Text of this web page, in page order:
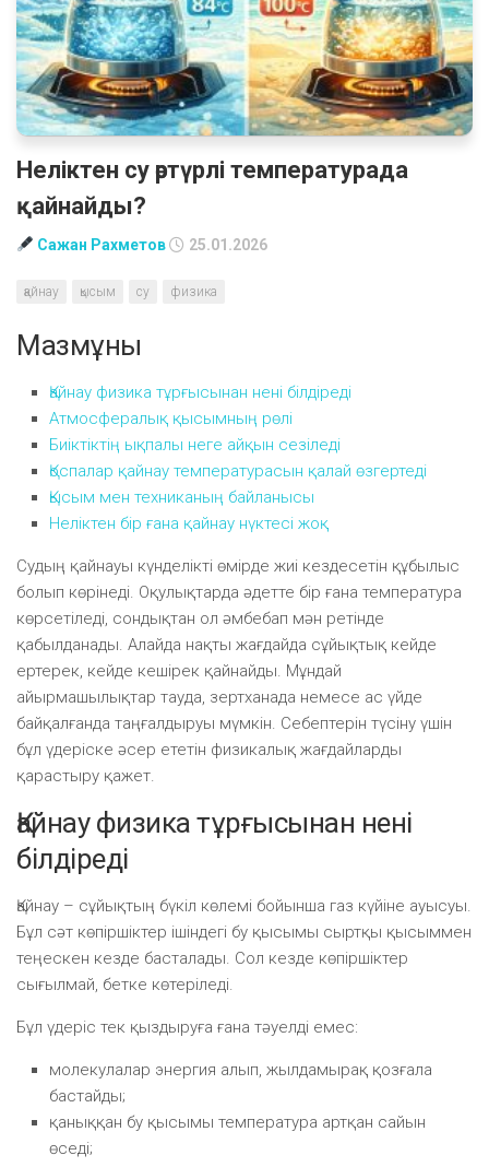
Неліктен су әртүрлі температурада
қайнайды?
Сажан Рахметов 25.01.2026
қайнау қысым су физика
Мазмұны
Қайнау физика тұрғысынан нені білдіреді
Атмосфералық қысымның рөлі
Биіктіктің ықпалы неге айқын сезіледі
Қоспалар қайнау температурасын қалай өзгертеді
Қысым мен техниканың байланысы
Неліктен бір ғана қайнау нүктесі жоқ
Судың қайнауы күнделікті өмірде жиі кездесетін құбылыс
болып көрінеді. Оқулықтарда әдетте бір ғана температура
көрсетіледі, сондықтан ол әмбебап мән ретінде
қабылданады. Алайда нақты жағдайда сұйықтық кейде
ертерек, кейде кешірек қайнайды. Мұндай
айырмашылықтар тауда, зертханада немесе ас үйде
байқалғанда таңғалдыруы мүмкін. Себептерін түсіну үшін
бұл үдеріске әсер ететін физикалық жағдайларды
қарастыру қажет.
Қайнау физика тұрғысынан нені
білдіреді
Қайнау – сұйықтың бүкіл көлемі бойынша газ күйіне ауысуы.
Бұл сәт көпіршіктер ішіндегі бу қысымы сыртқы қысыммен
теңескен кезде басталады. Сол кезде көпіршіктер
сығылмай, бетке көтеріледі.
Бұл үдеріс тек қыздыруға ғана тәуелді емес:
молекулалар энергия алып, жылдамырақ қозғала
бастайды;
қаныққан бу қысымы температура артқан сайын
өседі;